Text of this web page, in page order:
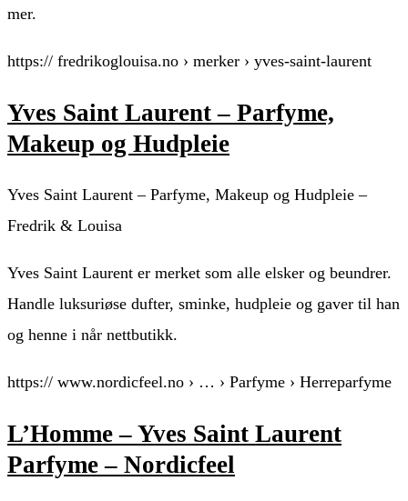
mer.
https:// fredrikoglouisa.no › merker › yves-saint-laurent
Yves Saint Laurent – Parfyme,
Makeup og Hudpleie
Yves Saint Laurent – Parfyme, Makeup og Hudpleie –
Fredrik & Louisa
Yves Saint Laurent er merket som alle elsker og beundrer.
Handle luksuriøse dufter, sminke, hudpleie og gaver til han
og henne i når nettbutikk.
https:// www.nordicfeel.no › … › Parfyme › Herreparfyme
L’Homme – Yves Saint Laurent
Parfyme – Nordicfeel